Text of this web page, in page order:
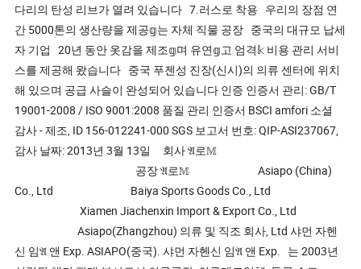
다리의 탄성 리브가 열려 있습니다 7.러스로 착용 우리의 장점 연
간 5000톤의 생산량을 제공𝕘는 자체 직물 공장 중국의 대규모 납세
자 기업 20년 동안 옷감을 제조𝕘며 유연𝕘고 엄격𝕜 비용 관리 서비
스를 제공해 왔습니다 중국 푸젠성 진장(신시)의 의류 센터에 위치
해 있으며 공급 사슬이 완성되어 있습니다 인증 인증서 관리: GB/T
19001-2008 / ISO 9001:2008 품질 관리 인증서 BSCI amfori 소셜
감사 - 제조, ID 156-012241-000 SGS 보고서 번호: QIP-ASI237067,
감사 날짜: 2013년 3월 13일 회사 𝔄로𝕄
공장 𝔄로𝕄 Asiapo (China)
Co., Ltd Baiya Sports Goods Co., Ltd
Xiamen Jiachenxin Import & Export Co., Ltd
Asiapo(Zhangzhou) 의류 및 직조 회사, Ltd 샤먼 자헨
신 임𝔄 앤 Exp. ASIAPO(중국). 샤먼 자헨신 임𝔄 앤 Exp. 는 2003년